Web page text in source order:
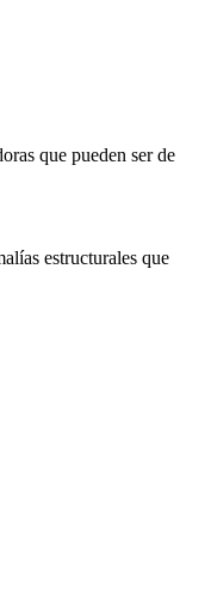
que pueden ser de
estructurales que